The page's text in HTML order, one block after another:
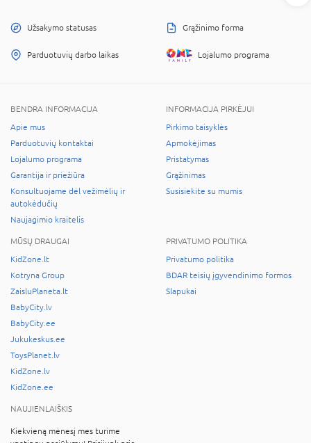
Užsakymo statusas Grąžinimo forma
Parduotuvių darbo laikas Lojalumo programa
BENDRA INFORMACIJA
Apie mus
Parduotuvių kontaktai
Lojalumo programa
Garantija ir priežiūra
Konsultuojame dėl vežimėlių ir
autokėdučių
Naujagimio kraitelis
INFORMACIJA PIRKĖJUI
Pirkimo taisyklės
Apmokėjimas
Pristatymas
Grąžinimas
Susisiekite su mumis
MŪSŲ DRAUGAI
KidZone.lt
Kotryna Group
ZaisluPlaneta.lt
BabyCity.lv
BabyCity.ee
Jukukeskus.ee
ToysPlanet.lv
KidZone.lv
KidZone.ee
PRIVATUMO POLITIKA
Privatumo politika
BDAR teisių įgyvendinimo formos
Slapukai
NAUJIENLAIŠKIS
Kiekvieną mėnesį mes turime